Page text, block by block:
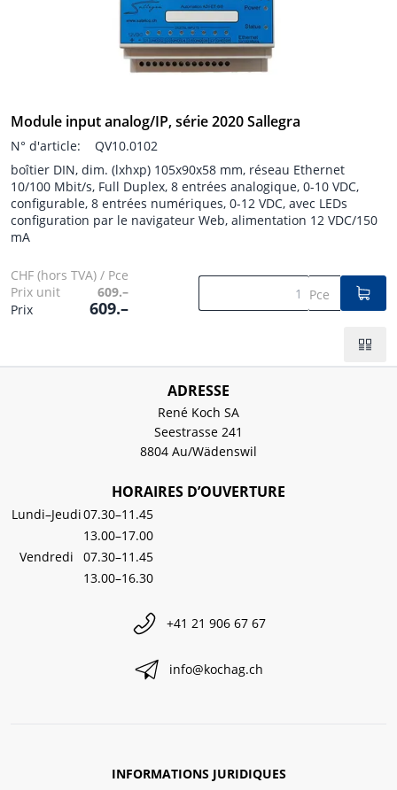
Module input analog/IP, série 2020 Sallegra
N° d'article:
QV10.0102
boîtier DIN, dim. (lxhxp) 105x90x58 mm, réseau Ethernet
10/100 Mbit/s, Full Duplex, 8 entrées analogique, 0-10 VDC,
configurable, 8 entrées numériques, 0-12 VDC, avec LEDs
configuration par le navigateur Web, alimentation 12 VDC/150
mA
CHF (hors TVA) / Pce
Prix unit
609.–
Prix
609.–
Pce
ADRESSE
René Koch SA
Seestrasse 241
8804 Au/Wädenswil
HORAIRES D’OUVERTURE
Lundi–Jeudi07.30–11.45
13.00–17.00
Vendredi
07.30–11.45
13.00–16.30
+41 21 906 67 67
info@kochag.ch
INFORMATIONS JURIDIQUES